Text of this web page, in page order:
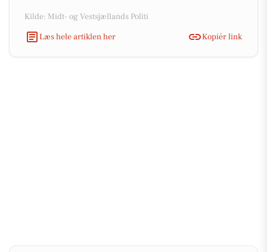
Kilde: Midt- og Vestsjællands Politi
Læs hele artiklen her
Kopiér link